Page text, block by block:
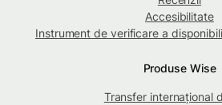
Accesibilitate
Instrument de verificare a
Produse Wise
Transfer internațional